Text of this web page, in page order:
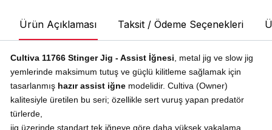
Ürün Açıklaması Taksit / Ödeme Seçenekleri
Cultiva 11766 Stinger Jig - Assist İğnesi , metal jig ve slow jig
yemlerinde maksimum tutuş ve güçlü kilitleme sağlamak için
tasarlanmış hazır assist iğnemodelidir. Cultiva (Owner)
kalitesiyle üretilen bu seri; özellikle sert vuruş yapan predatör
türlerde,
jig üzerinde standart tek iğneye göre daha yüksek yakalama